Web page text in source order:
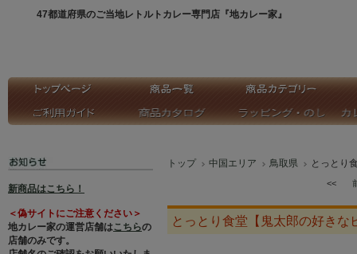
47都道府県のご当地レトルトカレー専門店『地カレー家』
新商品はこちら！
＜偽サイトにご注意ください＞
地カレー家の運営店舗はこちらの
店舗のみです。
トップ 中国エリア 鳥取県 とっとり
<<
とっとり食堂【鬼太郎の好きな